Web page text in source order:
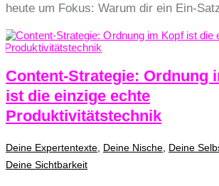
heute um Fokus: Warum dir ein Ein-
Content-Strategie: Ordnung
ist die einzige echte
Produktivitätstechnik
Deine Expertentexte Deine Nische Deine
Deine Sichtbarkeit